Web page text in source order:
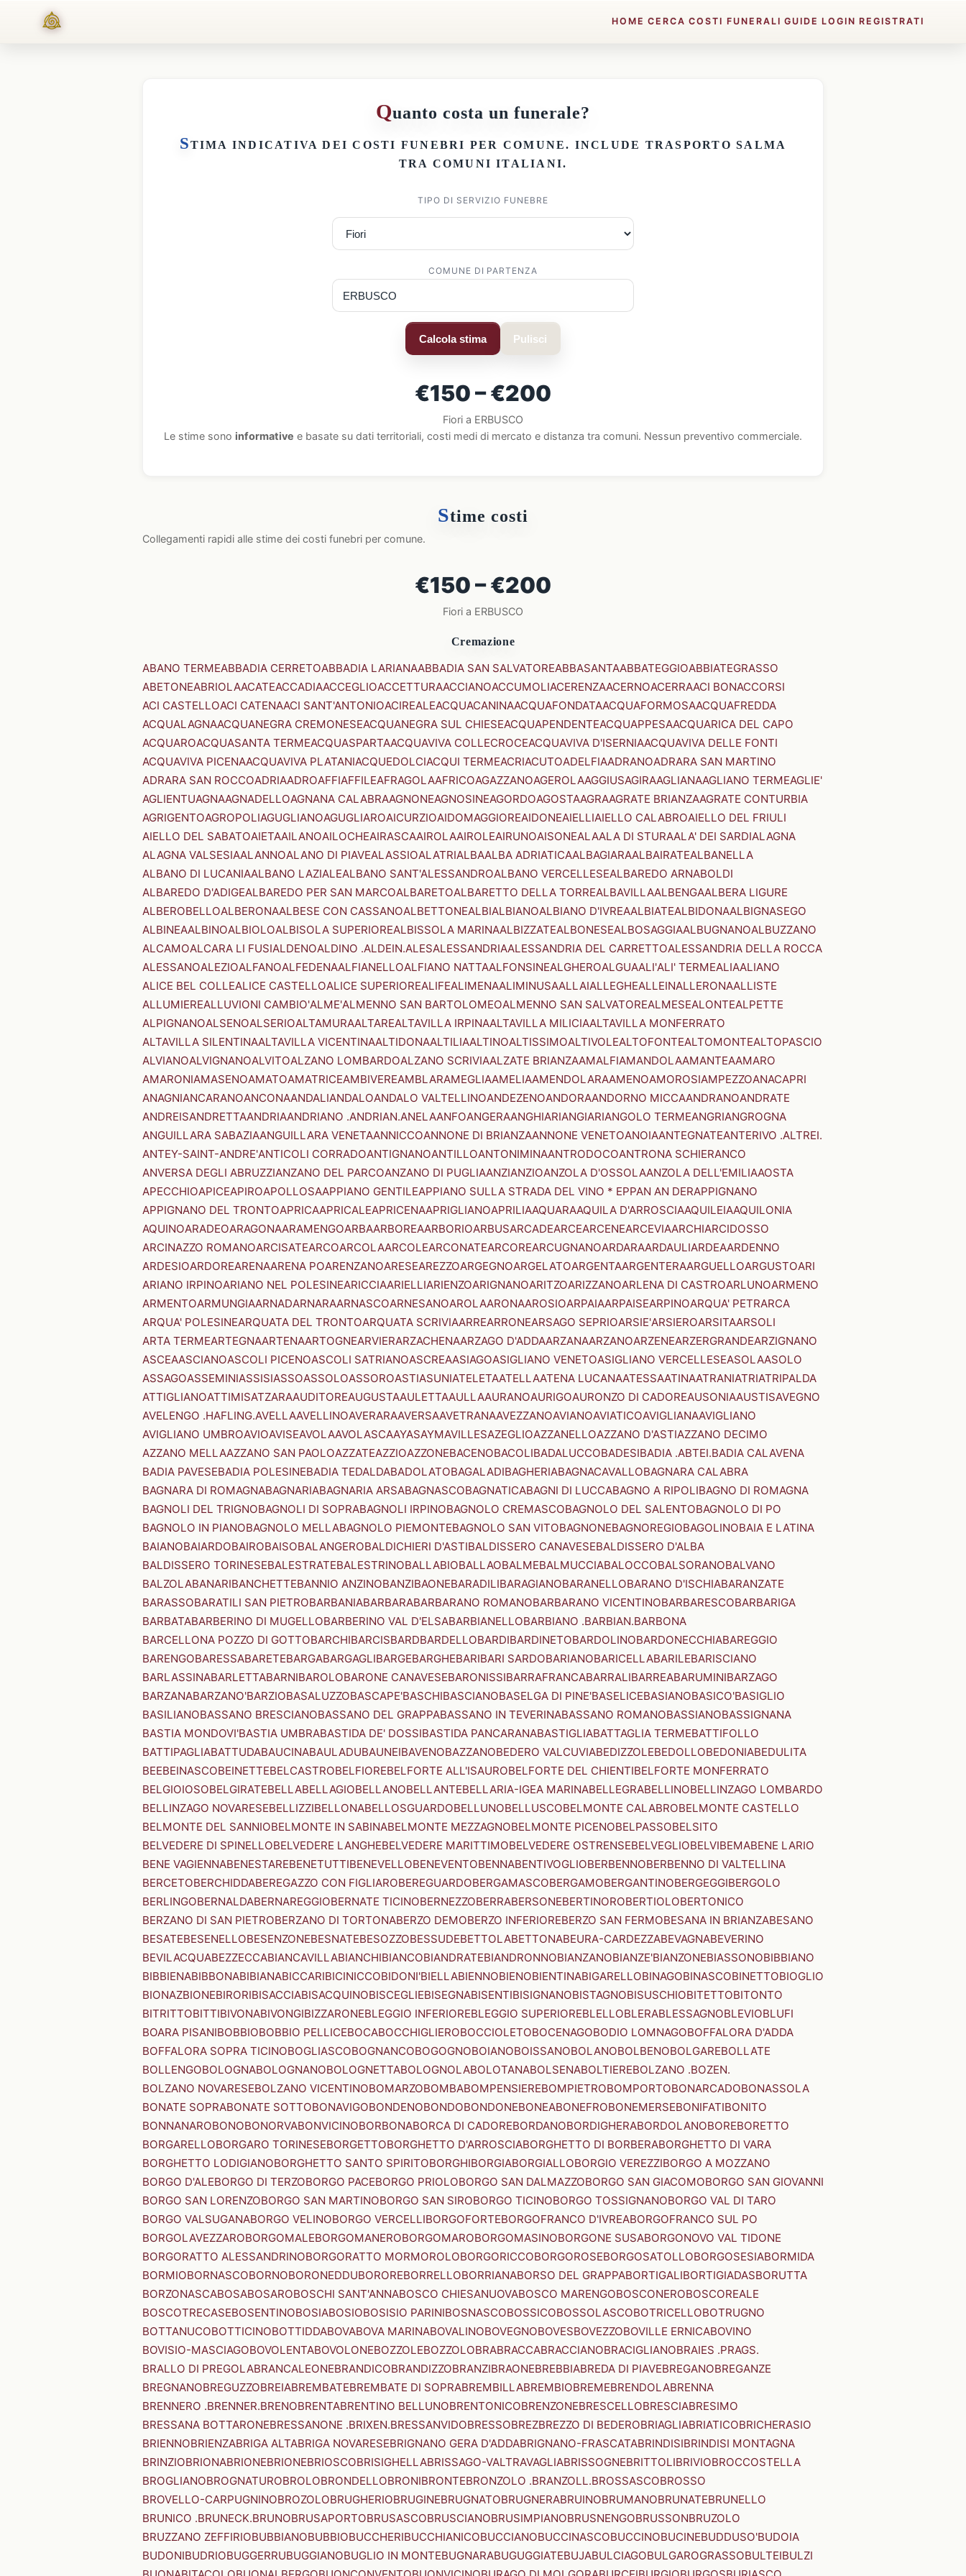
HOME CERCA COSTI FUNERALI GUIDE LOGIN REGISTRATI
Quanto costa un funerale?
STIMA INDICATIVA DEICOSTI FUNEBRI PER COMUNE. INCLUDE TRASPORTO SALMA
TRA COMUNI ITALIANI.
TIPO DI SERVIZIO FUNEBRE
COMUNE DI PARTENZA
Calcola stima Pulisci
€150 – €200
Fiori a ERBUSCO
Le stime sono informative e basate su dati territoriali, costi medi di mercato e distanza tra comuni. Nessun preventivo commerciale.
Stime costi
Collegamenti rapidi alle stime dei costi funebri per comune.
€150 – €200
Fiori a ERBUSCO
Cremazione
ABANO TERMEABBADIA CERRETOABBADIA LARIANAABBADIA SAN SALVATOREABBASANTAABBATEGGIOABBIATEGRASSO
ABETONEABRIOLAACATEACCADIAACCEGLIOACCETTURAACCIANOACCUMOLIACERENZAACERNOACERRAACI BONACCORSI
ACI CASTELLOACI CATENAACI SANT'ANTONIOACIREALEACQUACANINAACQUAFONDATAACQUAFORMOSAACQUAFREDDA
ACQUALAGNAACQUANEGRA CREMONESEACQUANEGRA SUL CHIESEACQUAPENDENTEACQUAPPESAACQUARICA DEL CAPO
ACQUAROACQUASANTA TERMEACQUASPARTAACQUAVIVA COLLECROCEACQUAVIVA D'ISERNIAACQUAVIVA DELLE FONTI
ACQUAVIVA PICENAACQUAVIVA PLATANIACQUEDOLCIACQUI TERMEACRIACUTOADELFIAADRANOADRARA SAN MARTINO
ADRARA SAN ROCCOADRIAADROAFFIAFFILEAFRAGOLAAFRICOAGAZZANOAGEROLAAGGIUSAGIRAAGLIANAAGLIANO TERMEAGLIE'
AGLIENTUAGNAAGNADELLOAGNANA CALABRAAGNONEAGNOSINEAGORDOAGOSTAAGRAAGRATE BRIANZAAGRATE CONTURBIA
AGRIGENTOAGROPOLIAGUGLIANOAGUGLIAROAICURZIOAIDOMAGGIOREAIDONEAIELLIAIELLO CALABROAIELLO DEL FRIULI
AIELLO DEL SABATOAIETAAILANOAILOCHEAIRASCAAIROLAAIROLEAIRUNOAISONEALAALA DI STURAALA' DEI SARDIALAGNA
ALAGNA VALSESIAALANNOALANO DI PIAVEALASSIOALATRIALBAALBA ADRIATICAALBAGIARAALBAIRATEALBANELLA
ALBANO DI LUCANIAALBANO LAZIALEALBANO SANT'ALESSANDROALBANO VERCELLESEALBAREDO ARNABOLDI
ALBAREDO D'ADIGEALBAREDO PER SAN MARCOALBARETOALBARETTO DELLA TORREALBAVILLAALBENGAALBERA LIGURE
ALBEROBELLOALBERONAALBESE CON CASSANOALBETTONEALBIALBIANOALBIANO D'IVREAALBIATEALBIDONAALBIGNASEGO
ALBINEAALBINOALBIOLOALBISOLA SUPERIOREALBISSOLA MARINAALBIZZATEALBONESEALBOSAGGIAALBUGNANOALBUZZANO
ALCAMOALCARA LI FUSIALDENOALDINO .ALDEIN.ALESALESSANDRIAALESSANDRIA DEL CARRETTOALESSANDRIA DELLA ROCCA
ALESSANOALEZIOALFANOALFEDENAALFIANELLOALFIANO NATTAALFONSINEALGHEROALGUAALI'ALI' TERMEALIAALIANO
ALICE BEL COLLEALICE CASTELLOALICE SUPERIOREALIFEALIMENAALIMINUSAALLAIALLEGHEALLEINALLERONAALLISTE
ALLUMIEREALLUVIONI CAMBIO'ALME'ALMENNO SAN BARTOLOMEOALMENNO SAN SALVATOREALMESEALONTEALPETTE
ALPIGNANOALSENOALSERIOALTAMURAALTAREALTAVILLA IRPINAALTAVILLA MILICIAALTAVILLA MONFERRATO
ALTAVILLA SILENTINAALTAVILLA VICENTINAALTIDONAALTILIAALTINOALTISSIMOALTIVOLEALTOFONTEALTOMONTEALTOPASCIO
ALVIANOALVIGNANOALVITOALZANO LOMBARDOALZANO SCRIVIAALZATE BRIANZAAMALFIAMANDOLAAMANTEAAMARO
AMARONIAMASENOAMATOAMATRICEAMBIVEREAMBLARAMEGLIAAMELIAAMENDOLARAAMENOAMOROSIAMPEZZOANACAPRI
ANAGNIANCARANOANCONAANDALIANDALOANDALO VALTELLINOANDEZENOANDORAANDORNO MICCAANDRANOANDRATE
ANDREISANDRETTAANDRIAANDRIANO .ANDRIAN.ANELAANFOANGERAANGHIARIANGIARIANGOLO TERMEANGRIANGROGNA
ANGUILLARA SABAZIAANGUILLARA VENETAANNICCOANNONE DI BRIANZAANNONE VENETOANOIAANTEGNATEANTERIVO .ALTREI.
ANTEY-SAINT-ANDRE'ANTICOLI CORRADOANTIGNANOANTILLOANTONIMINAANTRODOCOANTRONA SCHIERANCO
ANVERSA DEGLI ABRUZZIANZANO DEL PARCOANZANO DI PUGLIAANZIANZIOANZOLA D'OSSOLAANZOLA DELL'EMILIAAOSTA
APECCHIOAPICEAPIROAPOLLOSAAPPIANO GENTILEAPPIANO SULLA STRADA DEL VINO * EPPAN AN DERAPPIGNANO
APPIGNANO DEL TRONTOAPRICAAPRICALEAPRICENAAPRIGLIANOAPRILIAAQUARAAQUILA D'ARROSCIAAQUILEIAAQUILONIA
AQUINOARADEOARAGONAARAMENGOARBAARBOREAARBORIOARBUSARCADEARCEARCENEARCEVIAARCHIARCIDOSSO
ARCINAZZO ROMANOARCISATEARCOARCOLAARCOLEARCONATEARCOREARCUGNANOARDARAARDAULIARDEAARDENNO
ARDESIOARDOREARENAARENA POARENZANOARESEAREZZOARGEGNOARGELATOARGENTAARGENTERAARGUELLOARGUSTOARI
ARIANO IRPINOARIANO NEL POLESINEARICCIAARIELLIARIENZOARIGNANOARITZOARIZZANOARLENA DI CASTROARLUNOARMENO
ARMENTOARMUNGIAARNADARNARAARNASCOARNESANOAROLAARONAAROSIOARPAIAARPAISEARPINOARQUA' PETRARCA
ARQUA' POLESINEARQUATA DEL TRONTOARQUATA SCRIVIAARREARRONEARSAGO SEPRIOARSIE'ARSIEROARSITAARSOLI
ARTA TERMEARTEGNAARTENAARTOGNEARVIERARZACHENAARZAGO D'ADDAARZANAARZANOARZENEARZERGRANDEARZIGNANO
ASCEAASCIANOASCOLI PICENOASCOLI SATRIANOASCREAASIAGOASIGLIANO VENETOASIGLIANO VERCELLESEASOLAASOLO
ASSAGOASSEMINIASSISIASSOASSOLOASSOROASTIASUNIATELETAATELLAATENA LUCANAATESSAATINAATRANIATRIATRIPALDA
ATTIGLIANOATTIMISATZARAAUDITOREAUGUSTAAULETTAAULLAAURANOAURIGOAURONZO DI CADOREAUSONIAAUSTISAVEGNO
AVELENGO .HAFLING.AVELLAAVELLINOAVERARAAVERSAAVETRANAAVEZZANOAVIANOAVIATICOAVIGLIANAAVIGLIANO
AVIGLIANO UMBROAVIOAVISEAVOLAAVOLASCAAYASAYMAVILLESAZEGLIOAZZANELLOAZZANO D'ASTIAZZANO DECIMO
AZZANO MELLAAZZANO SAN PAOLOAZZATEAZZIOAZZONEBACENOBACOLIBADALUCCOBADESIBADIA .ABTEI.BADIA CALAVENA
BADIA PAVESEBADIA POLESINEBADIA TEDALDABADOLATOBAGALADIBAGHERIABAGNACAVALLOBAGNARA CALABRA
BAGNARA DI ROMAGNABAGNARIABAGNARIA ARSABAGNASCOBAGNATICABAGNI DI LUCCABAGNO A RIPOLIBAGNO DI ROMAGNA
BAGNOLI DEL TRIGNOBAGNOLI DI SOPRABAGNOLI IRPINOBAGNOLO CREMASCOBAGNOLO DEL SALENTOBAGNOLO DI PO
BAGNOLO IN PIANOBAGNOLO MELLABAGNOLO PIEMONTEBAGNOLO SAN VITOBAGNONEBAGNOREGIOBAGOLINOBAIA E LATINA
BAIANOBAIARDOBAIROBAISOBALANGEROBALDICHIERI D'ASTIBALDISSERO CANAVESEBALDISSERO D'ALBA
BALDISSERO TORINESEBALESTRATEBALESTRINOBALLABIOBALLAOBALMEBALMUCCIABALOCCOBALSORANOBALVANO
BALZOLABANARIBANCHETTEBANNIO ANZINOBANZIBAONEBARADILIBARAGIANOBARANELLOBARANO D'ISCHIABARANZATE
BARASSOBARATILI SAN PIETROBARBANIABARBARABARBARANO ROMANOBARBARANO VICENTINOBARBARESCOBARBARIGA
BARBATABARBERINO DI MUGELLOBARBERINO VAL D'ELSABARBIANELLOBARBIANO .BARBIAN.BARBONA
BARCELLONA POZZO DI GOTTOBARCHIBARCISBARDBARDELLOBARDIBARDINETOBARDOLINOBARDONECCHIABAREGGIO
BARENGOBARESSABARETEBARGABARGAGLIBARGEBARGHEBARIBARI SARDOBARIANOBARICELLABARILEBARISCIANO
BARLASSINABARLETTABARNIBAROLOBARONE CANAVESEBARONISSIBARRAFRANCABARRALIBARREABARUMINIBARZAGO
BARZANABARZANO'BARZIOBASALUZZOBASCAPE'BASCHIBASCIANOBASELGA DI PINE'BASELICEBASIANOBASICO'BASIGLIO
BASILIANOBASSANO BRESCIANOBASSANO DEL GRAPPABASSANO IN TEVERINABASSANO ROMANOBASSIANOBASSIGNANA
BASTIA MONDOVI'BASTIA UMBRABASTIDA DE' DOSSIBASTIDA PANCARANABASTIGLIABATTAGLIA TERMEBATTIFOLLO
BATTIPAGLIABATTUDABAUCINABAULADUBAUNEIBAVENOBAZZANOBEDERO VALCUVIABEDIZZOLEBEDOLLOBEDONIABEDULITA
BEEBEINASCOBEINETTEBELCASTROBELFIOREBELFORTE ALL'ISAUROBELFORTE DEL CHIENTIBELFORTE MONFERRATO
BELGIOIOSOBELGIRATEBELLABELLAGIOBELLANOBELLANTEBELLARIA-IGEA MARINABELLEGRABELLINOBELLINZAGO LOMBARDO
BELLINZAGO NOVARESEBELLIZZIBELLONABELLOSGUARDOBELLUNOBELLUSCOBELMONTE CALABROBELMONTE CASTELLO
BELMONTE DEL SANNIOBELMONTE IN SABINABELMONTE MEZZAGNOBELMONTE PICENOBELPASSOBELSITO
BELVEDERE DI SPINELLOBELVEDERE LANGHEBELVEDERE MARITTIMOBELVEDERE OSTRENSEBELVEGLIOBELVIBEMABENE LARIO
BENE VAGIENNABENESTAREBENETUTTIBENEVELLOBENEVENTOBENNABENTIVOGLIOBERBENNOBERBENNO DI VALTELLINA
BERCETOBERCHIDDABEREGAZZO CON FIGLIAROBEREGUARDOBERGAMASCOBERGAMOBERGANTINOBERGEGGIBERGOLO
BERLINGOBERNALDABERNAREGGIOBERNATE TICINOBERNEZZOBERRABERSONEBERTINOROBERTIOLOBERTONICO
BERZANO DI SAN PIETROBERZANO DI TORTONABERZO DEMOBERZO INFERIOREBERZO SAN FERMOBESANA IN BRIANZABESANO
BESATEBESENELLOBESENZONEBESNATEBESOZZOBESSUDEBETTOLABETTONABEURA-CARDEZZABEVAGNABEVERINO
BEVILACQUABEZZECCABIANCAVILLABIANCHIBIANCOBIANDRATEBIANDRONNOBIANZANOBIANZE'BIANZONEBIASSONOBIBBIANO
BIBBIENABIBBONABIBIANABICCARIBICINICCOBIDONI'BIELLABIENNOBIENOBIENTINABIGARELLOBINAGOBINASCOBINETTOBIOGLIO
BIONAZBIONEBIRORIBISACCIABISACQUINOBISCEGLIEBISEGNABISENTIBISIGNANOBISTAGNOBISUSCHIOBITETTOBITONTO
BITRITTOBITTIBIVONABIVONGIBIZZARONEBLEGGIO INFERIOREBLEGGIO SUPERIOREBLELLOBLERABLESSAGNOBLEVIOBLUFI
BOARA PISANIBOBBIOBOBBIO PELLICEBOCABOCCHIGLIEROBOCCIOLETOBOCENAGOBODIO LOMNAGOBOFFALORA D'ADDA
BOFFALORA SOPRA TICINOBOGLIASCOBOGNANCOBOGOGNOBOIANOBOISSANOBOLANOBOLBENOBOLGAREBOLLATE
BOLLENGOBOLOGNABOLOGNANOBOLOGNETTABOLOGNOLABOLOTANABOLSENABOLTIEREBOLZANO .BOZEN.
BOLZANO NOVARESEBOLZANO VICENTINOBOMARZOBOMBABOMPENSIEREBOMPIETROBOMPORTOBONARCADOBONASSOLA
BONATE SOPRABONATE SOTTOBONAVIGOBONDENOBONDOBONDONEBONEABONEFROBONEMERSEBONIFATIBONITO
BONNANAROBONOBONORVABONVICINOBORBONABORCA DI CADOREBORDANOBORDIGHERABORDOLANOBOREBORETTO
BORGARELLOBORGARO TORINESEBORGETTOBORGHETTO D'ARROSCIABORGHETTO DI BORBERABORGHETTO DI VARA
BORGHETTO LODIGIANOBORGHETTO SANTO SPIRITOBORGHIBORGIABORGIALLOBORGIO VEREZZIBORGO A MOZZANO
BORGO D'ALEBORGO DI TERZOBORGO PACEBORGO PRIOLOBORGO SAN DALMAZZOBORGO SAN GIACOMOBORGO SAN GIOVANNI
BORGO SAN LORENZOBORGO SAN MARTINOBORGO SAN SIROBORGO TICINOBORGO TOSSIGNANOBORGO VAL DI TARO
BORGO VALSUGANABORGO VELINOBORGO VERCELLIBORGOFORTEBORGOFRANCO D'IVREABORGOFRANCO SUL PO
BORGOLAVEZZAROBORGOMALEBORGOMANEROBORGOMAROBORGOMASINOBORGONE SUSABORGONOVO VAL TIDONE
BORGORATTO ALESSANDRINOBORGORATTO MORMOROLOBORGORICCOBORGOROSEBORGOSATOLLOBORGOSESIABORMIDA
BORMIOBORNASCOBORNOBORONEDDUBOROREBORRELLOBORRIANABORSO DEL GRAPPABORTIGALIBORTIGIADASBORUTTA
BORZONASCABOSABOSAROBOSCHI SANT'ANNABOSCO CHIESANUOVABOSCO MARENGOBOSCONEROBOSCOREALE
BOSCOTRECASEBOSENTINOBOSIABOSIOBOSISIO PARINIBOSNASCOBOSSICOBOSSOLASCOBOTRICELLOBOTRUGNO
BOTTANUCOBOTTICINOBOTTIDDABOVABOVA MARINABOVALINOBOVEGNOBOVESBOVEZZOBOVILLE ERNICABOVINO
BOVISIO-MASCIAGOBOVOLENTABOVOLONEBOZZOLEBOZZOLOBRABRACCABRACCIANOBRACIGLIANOBRAIES .PRAGS.
BRALLO DI PREGOLABRANCALEONEBRANDICOBRANDIZZOBRANZIBRAONEBREBBIABREDA DI PIAVEBREGANOBREGANZE
BREGNANOBREGUZZOBREIABREMBATEBREMBATE DI SOPRABREMBILLABREMBIOBREMEBRENDOLABRENNA
BRENNERO .BRENNER.BRENOBRENTABRENTINO BELLUNOBRENTONICOBRENZONEBRESCELLOBRESCIABRESIMO
BRESSANA BOTTARONEBRESSANONE .BRIXEN.BRESSANVIDOBRESSOBREZBREZZO DI BEDEROBRIAGLIABRIATICOBRICHERASIO
BRIENNOBRIENZABRIGA ALTABRIGA NOVARESEBRIGNANO GERA D'ADDABRIGNANO-FRASCATABRINDISIBRINDISI MONTAGNA
BRINZIOBRIONABRIONEBRIONEBRIOSCOBRISIGHELLABRISSAGO-VALTRAVAGLIABRISSOGNEBRITTOLIBRIVIOBROCCOSTELLA
BROGLIANOBROGNATUROBROLOBRONDELLOBRONIBRONTEBRONZOLO .BRANZOLL.BROSSASCOBROSSO
BROVELLO-CARPUGNINOBROZOLOBRUGHERIOBRUGINEBRUGNATOBRUGNERABRUINOBRUMANOBRUNATEBRUNELLO
BRUNICO .BRUNECK.BRUNOBRUSAPORTOBRUSASCOBRUSCIANOBRUSIMPIANOBRUSNENGOBRUSSONBRUZOLO
BRUZZANO ZEFFIRIOBUBBIANOBUBBIOBUCCHERIBUCCHIANICOBUCCIANOBUCCINASCOBUCCINOBUCINEBUDDUSO'BUDOIA
BUDONIBUDRIOBUGGERRUBUGGIANOBUGLIO IN MONTEBUGNARABUGUGGIATEBUJABULCIAGOBULGAROGRASSOBULTEIBULZI